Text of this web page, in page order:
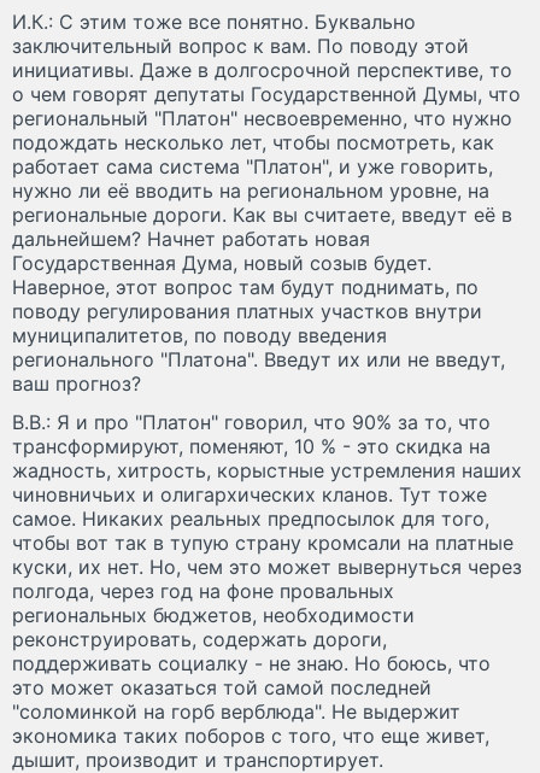
И.К.: С этим тоже все понятно. Буквально
заключительный вопрос к вам. По поводу этой
инициативы. Даже в долгосрочной перспективе, то
о чем говорят депутаты Государственной Думы, что
региональный "Платон" несвоевременно, что нужно
подождать несколько лет, чтобы посмотреть, как
работает сама система "Платон", и уже говорить,
нужно ли её вводить на региональном уровне, на
региональные дороги. Как вы считаете, введут её в
дальнейшем? Начнет работать новая
Государственная Дума, новый созыв будет.
Наверное, этот вопрос там будут поднимать, по
поводу регулирования платных участков внутри
муниципалитетов, по поводу введения
регионального "Платона". Введут их или не введут,
ваш прогноз?
В.В.: Я и про "Платон" говорил, что 90% за то, что
трансформируют, поменяют, 10 % - это скидка на
жадность, хитрость, корыстные устремления наших
чиновничьих и олигархических кланов. Тут тоже
самое. Никаких реальных предпосылок для того,
чтобы вот так в тупую страну кромсали на платные
куски, их нет. Но, чем это может вывернуться через
полгода, через год на фоне провальных
региональных бюджетов, необходимости
реконструировать, содержать дороги,
поддерживать социалку - не знаю. Но боюсь, что
это может оказаться той самой последней
"соломинкой на горб верблюда". Не выдержит
экономика таких поборов с того, что еще живет,
дышит, производит и транспортирует.